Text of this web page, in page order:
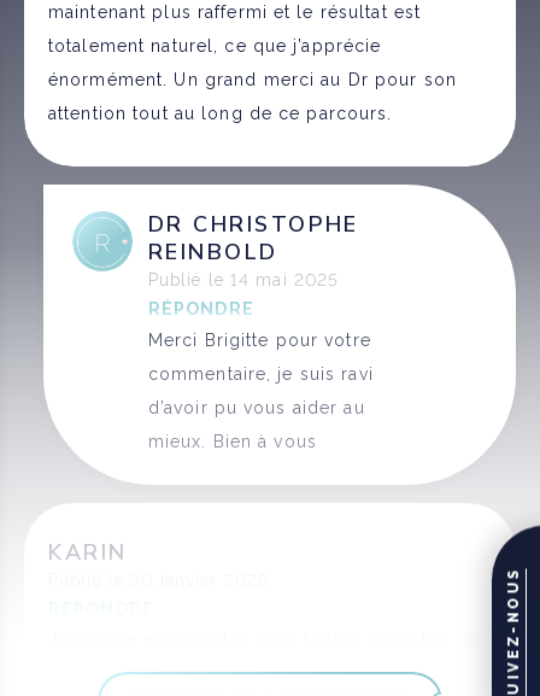
SUIVEZ-NOUS
maintenant plus raffermi et le résultat est
totalement naturel, ce que j’apprécie
énormément. Un grand merci au Dr pour son
attention tout au long de ce parcours.
DR CHRISTOPHE
REINBOLD
Publié le 14 mai 2025
RÉPONDRE
Merci Brigitte pour votre
commentaire, je suis ravi
d’avoir pu vous aider au
mieux. Bien à vous
KARIN
le mini-lifting. j’ai vu qu’on pouvait aussi faire un